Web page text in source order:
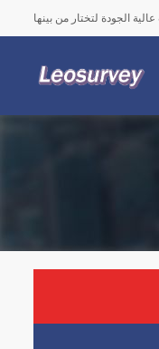
الجودة لتختار من بينها